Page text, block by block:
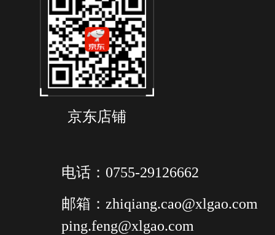
京东店铺
电话：0755-29126662
邮箱：zhiqiang.cao@xlgao.com
ping.feng@xlgao.com